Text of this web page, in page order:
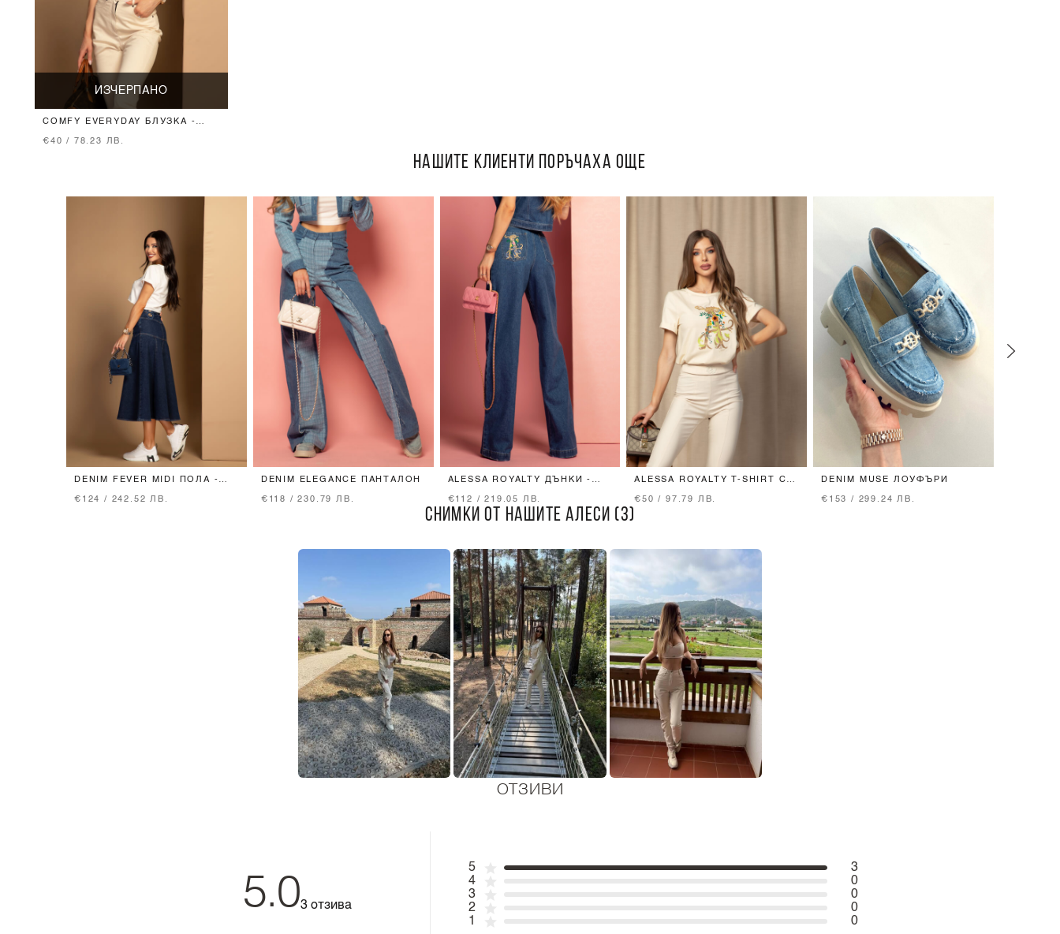
ИЗЧЕРПАНО
COMFY EVERYDAY БЛУЗКА -
€40 / 78.23 ЛВ.
НАШИТЕ КЛИЕНТИ ПОРЪЧАХА ОЩЕ
DENIM FEVER MIDI ПОЛА -
€124 / 242.52 ЛВ.
DENIM ELEGANCE ПАНТАЛОН
€118 / 230.79 ЛВ.
ALESSA ROYALTY ДЪНКИ -
€112 / 219.05 ЛВ.
ALESSA ROYALTY T-SHIRT С
€50 / 97.79 ЛВ.
DENIM MUSE ЛОУФЪРИ
€153 / 299.24 ЛВ.
СНИМКИ ОТ НАШИТЕ АЛЕСИ (3)
ОТЗИВИ
5.03 отзива
5
3
4
0
3
0
2
0
1
0